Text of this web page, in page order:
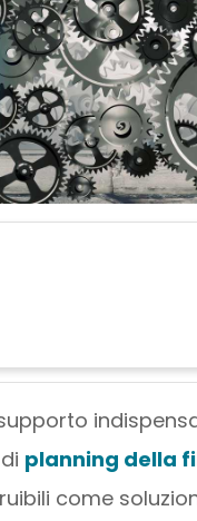
planning della
come